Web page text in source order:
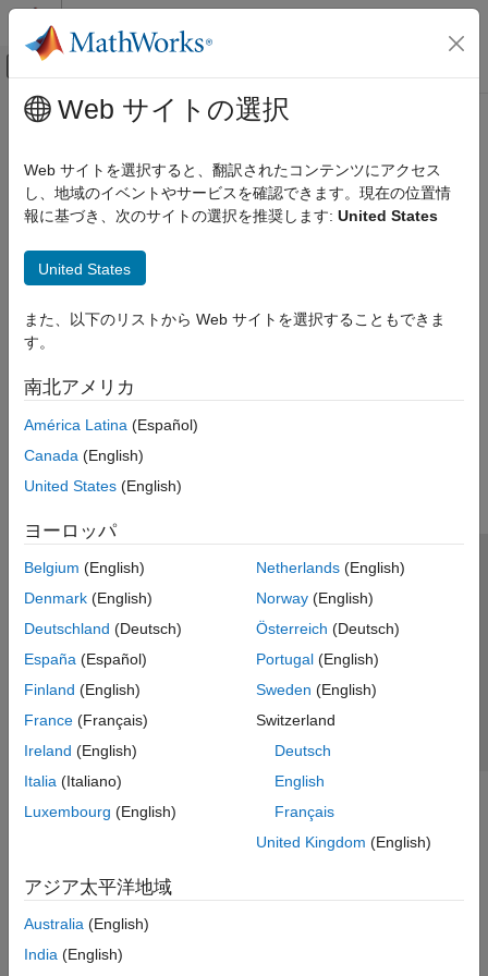
コンテンツへスキップ
オフキャンバス ナビゲーション メ
ドキュメンテーションのホーム
メインコンテンツ
Web サイトの選択
Web サイトを選択すると、翻訳されたコンテンツにアクセス
し、地域のイベントやサービスを確認できます。現在の位置情
報に基づき、次のサイトの選択を推奨します: United States
United States
また、以下のリストから Web サイトを選択することもできま
す。
南北アメリカ
América Latina (Español)
Canada (English)
United States (English)
ヨーロッパ
Belgium (English)
Denmark (English)
Deutschland (Deutsch)
España (Español)
Finland (English)
France (Français)
Ireland (English)
Italia (Italiano)
Luxembourg (English)
Netherlands(English)
Norway(English)
Österreich (Deutsch)
Portugal(English)
Sweden (English)
Switzerland
Deutsch
English
Français
United Kingdom (English)
アジア太平洋地域
Australia (English)
India (English)
トラストセンター
プライバシー ポリシー
違法コピー防止
アプリケーション ステータス
© 1994-2026 The MathWorks, Inc.